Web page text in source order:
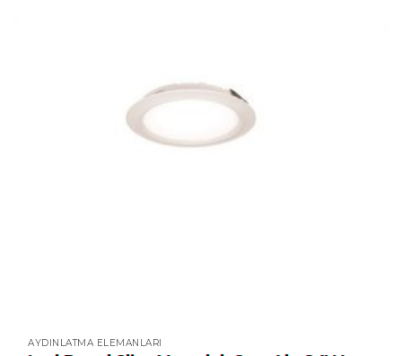
AYDINLATMA ELEMANLARI